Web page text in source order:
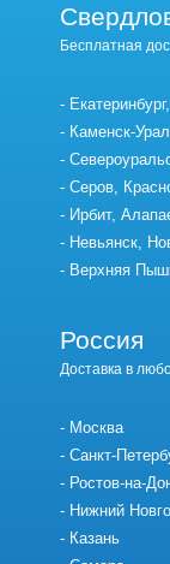
Бесплатная
Каменск-
Серов,
Ирбит,
Невьянск,
Верхняя
Россия
Доставка в
Москва
Санкт-
Ростов-на-
Нижний
Казань